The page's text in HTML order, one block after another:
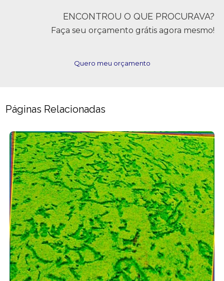
ENCONTROU O QUE PROCURAVA?
Faça seu orçamento grátis agora mesmo!
Quero meu orçamento
Páginas Relacionadas